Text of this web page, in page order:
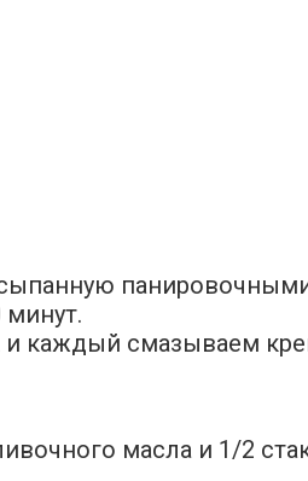
минут.
и каждый смазываем
масла и 1/2